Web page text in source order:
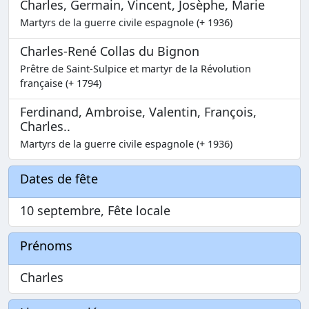
Charles, Germain, Vincent, Josèphe, Marie
Martyrs de la guerre civile espagnole (+ 1936)
Charles-René Collas du Bignon
Prêtre de Saint-Sulpice et martyr de la Révolution
française (+ 1794)
Ferdinand, Ambroise, Valentin, François,
Charles..
Martyrs de la guerre civile espagnole (+ 1936)
Dates de fête
10 septembre, Fête locale
Prénoms
Charles